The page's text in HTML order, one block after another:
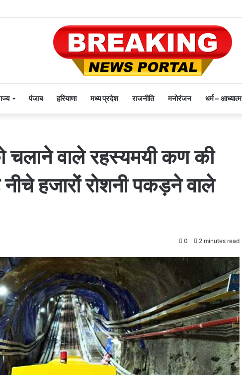
पंजाब हरियाणा मध्य प्रदेश राजनीति मनोरंजन धर्म – आध्यात्म
चलाने वाले रहस्यमयी कण की
हजारों रोशनी पकड़ने वाले
0 2 minutes read